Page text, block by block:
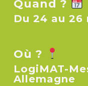
Quand ?
Du 24 au 26
Où ?
LogiMAT-
Allemagne